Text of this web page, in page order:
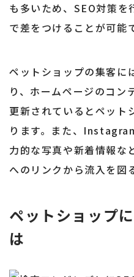
も多いため、SEO対策を
で差をつけることが可能
ペットショップの集客に
り、ホームページのコン
更新されているとペット
ります。また、
力的な写真や新着情報な
へのリンクから流入を図
ペットショップ
は